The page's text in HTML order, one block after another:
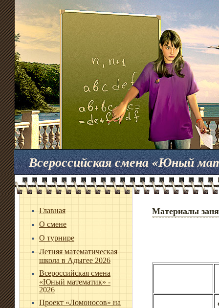
Всероссийская смена «Юный
Главная
О смене
О турнире
Летняя математическая
школа в Адыгее 2026
Всероссийская смена
«Юный математик» -
2026
Проект «Ломоносов» на
Материалы